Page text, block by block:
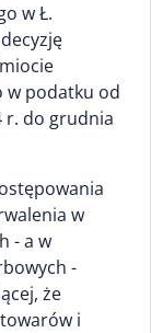
w Ł.
w podatku od
r. do grudnia
w
- a w
-
że
i